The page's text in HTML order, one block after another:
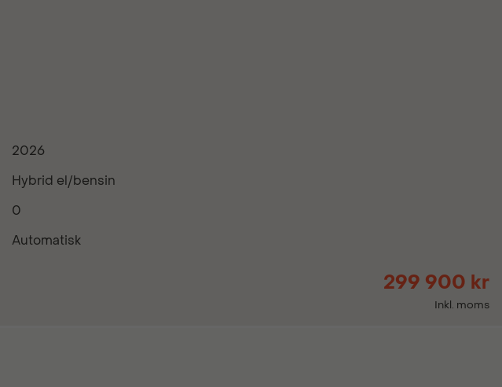
2026
Hybrid el/bensin
0
Automatisk
299 900 kr
Inkl. moms